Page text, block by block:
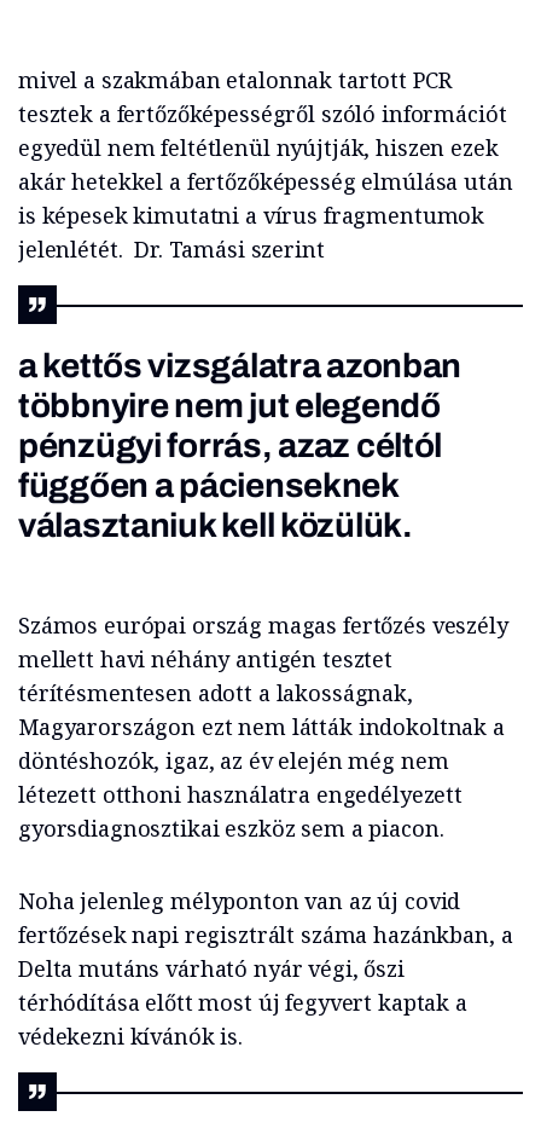
mivel a szakmában etalonnak tartott PCR
tesztek a fertőzőképességről szóló információt
egyedül nem feltétlenül nyújtják, hiszen ezek
akár hetekkel a fertőzőképesség elmúlása után
is képesek kimutatni a vírus fragmentumok
jelenlétét. Dr. Tamási szerint
a kettős vizsgálatra azonban
többnyire nem jut elegendő
pénzügyi forrás, azaz céltól
függően a pácienseknek
választaniuk kell közülük.
Számos európai ország magas fertőzés veszély
mellett havi néhány antigén tesztet
térítésmentesen adott a lakosságnak,
Magyarországon ezt nem látták indokoltnak a
döntéshozók, igaz, az év elején még nem
létezett otthoni használatra engedélyezett
gyorsdiagnosztikai eszköz sem a piacon.
Noha jelenleg mélyponton van az új covid
fertőzések napi regisztrált száma hazánkban, a
Delta mutáns várható nyár végi, őszi
térhódítása előtt most új fegyvert kaptak a
védekezni kívánók is.